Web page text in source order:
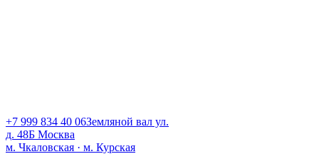
+7 999 834 40 06Земляной вал ул.
д. 48Б Москва
м. Чкаловская · м. Курская